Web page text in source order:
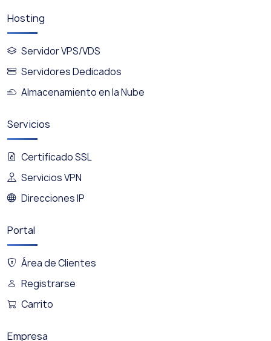
Hosting
Servidor VPS/VDS
Servidores Dedicados
Almacenamiento en la Nube
Servicios
Certificado SSL
Servicios VPN
Direcciones IP
Portal
Área de Clientes
Registrarse
Carrito
Empresa